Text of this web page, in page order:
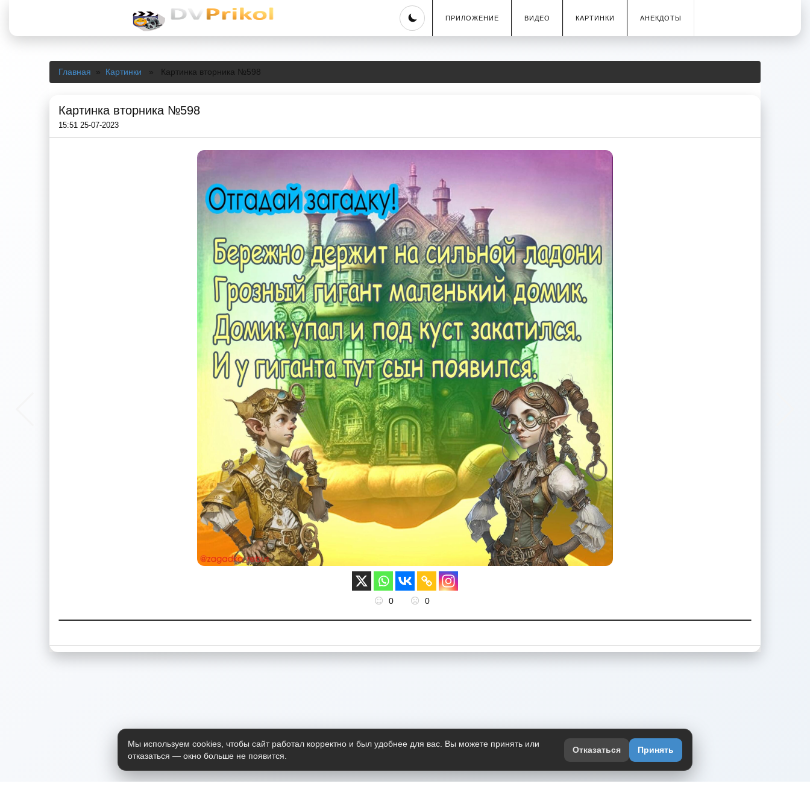
Skip
ПРИЛОЖЕНИЕ ВИДЕО КАРТИНКИ АНЕКДОТЫ
Главная » Картинки » Картинка вторника №598
Картинка вторника №598
15:51 25-07-2023
0 0
Мы используем cookies, чтобы сайт работал корректно и был удобнее для вас. Вы можете принять или
отказаться — окно больше не появится.
Отказаться Принять